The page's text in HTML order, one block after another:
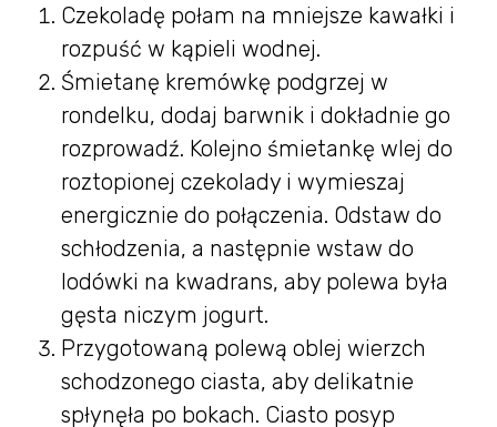
Czekoladę połam na mniejsze kawałki i
rozpuść w kąpieli wodnej.
Śmietanę kremówkę podgrzej w
rondelku, dodaj barwnik i dokładnie go
rozprowadź. Kolejno śmietankę wlej do
roztopionej czekolady i wymieszaj
energicznie do połączenia. Odstaw do
schłodzenia, a następnie wstaw do
lodówki na kwadrans, aby polewa była
gęsta niczym jogurt.
Przygotowaną polewą oblej wierzch
schodzonego ciasta, aby delikatnie
spłynęła po bokach. Ciasto posyp